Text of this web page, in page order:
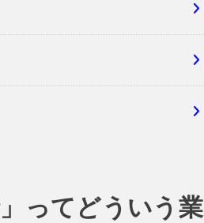
ってどういう業